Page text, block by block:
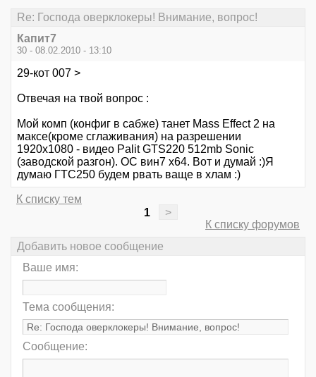
Re: Господа оверклокеры! Внимание, вопрос!
Капит7
30 - 08.02.2010 - 13:10
29-кот 007 >
Отвечая на твой вопрос :
Мой комп (конфиг в сабже) танет Mass Effect 2 на
максе(кроме сглаживания) на разрешении
1920x1080 - видео Palit GTS220 512mb Sonic
(заводской разгон). ОС вин7 х64. Вот и думай :)Я
думаю ГТС250 будем рвать ваще в хлам :)
К списку тем
1
>
К списку форумов
Добавить новое сообщение
Ваше имя:
Тема сообщения:
Сообщение: